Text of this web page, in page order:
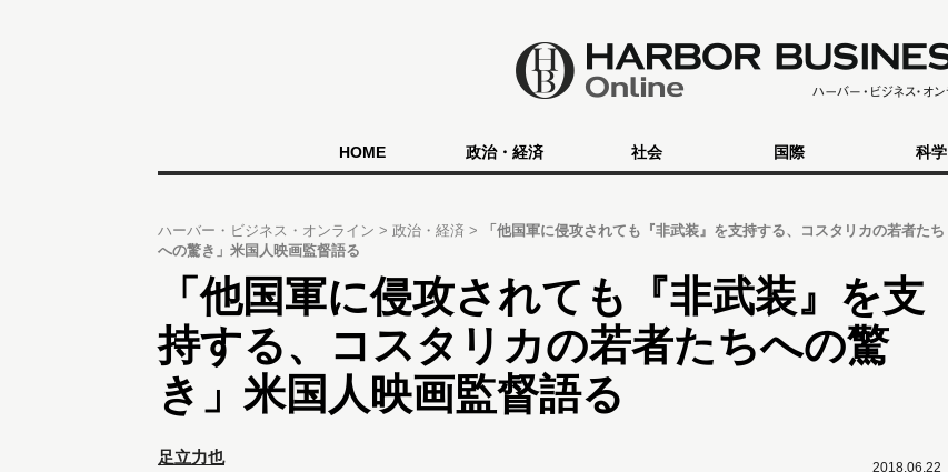
HOME 政治・経済 社会 国際 科学
ハーバー・ビジネス・オンライン 政治・経済
「他国軍に侵攻されても『非武装』を支持する、コスタリカの若者たち
への驚き」米国人映画監督語る
「他国軍に侵攻されても『非武装』を支
持する、コスタリカの若者たちへの驚
き」米国人映画監督語る
2018.06.22
足立力也